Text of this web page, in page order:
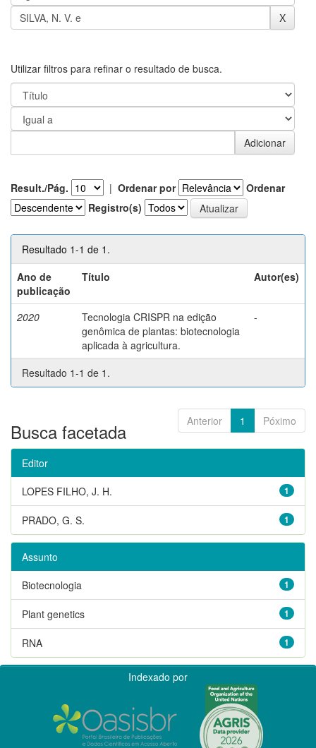
Utilizar filtros para refinar o resultado de busca.
Result./Pág. | Ordenar por
Ordenar
Registro(s)
Resultado 1-1 de 1.
Ano de
publicação
Título Autor(es)
2020
Tecnologia CRISPR na edição
genômica de plantas: biotecnologia
aplicada à agricultura.
-
Resultado 1-1 de 1.
Anterior 1 Póximo
Busca facetada
Editor
1
LOPES FILHO, J. H.
1
PRADO, G. S.
Assunto
1
Biotecnologia
1
Plant genetics
1
RNA
Indexado por